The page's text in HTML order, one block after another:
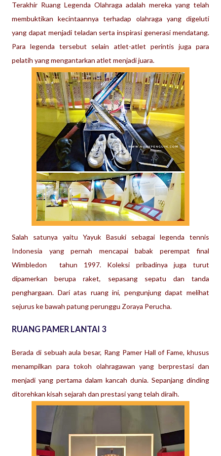
Terakhir Ruang Legenda Olahraga adalah mereka yang telah
membuktikan kecintaannya terhadap olahraga yang digeluti
yang dapat menjadi teladan serta inspirasi generasi mendatang.
Para legenda tersebut selain atlet-atlet perintis juga para
pelatih yang mengantarkan atlet menjadi juara.
Salah satunya yaitu Yayuk Basuki sebagai legenda tennis
Indonesia yang pernah mencapai babak perempat final
Wimbledon tahun 1997. Koleksi pribadinya juga turut
dipamerkan berupa raket, sepasang sepatu dan tanda
penghargaan. Dari atas ruang ini, pengunjung dapat melihat
sejurus ke bawah patung perunggu Zoraya Perucha.
RUANG PAMER LANTAI 3
Berada di sebuah aula besar, Rang Pamer Hall of Fame, khusus
menampilkan para tokoh olahragawan yang berprestasi dan
menjadi yang pertama dalam kancah dunia. Sepanjang dinding
ditorehkan kisah sejarah dan prestasi yang telah diraih.